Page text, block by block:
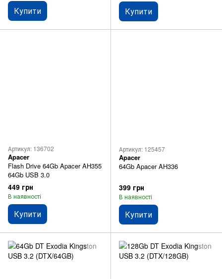
Купити Купити
Артикул: 136702
Apacer
Flash Drive 64Gb Apacer AH355
64Gb USB 3.0
449 грн
В наявності
Купити
Артикул: 125457
Apacer
64Gb Apacer AH336
399 грн
В наявності
Купити